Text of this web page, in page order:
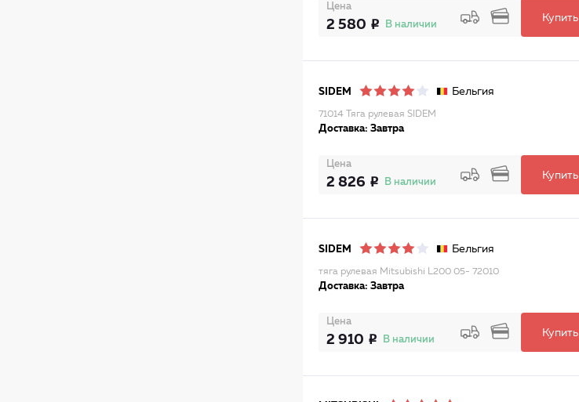
Цена
2 580 В наличии
Купить
SIDEM Бельгия
71014 Тяга рулевая SIDEM
Доставка: Завтра
Цена
2 826 В наличии
Купить
SIDEM Бельгия
тяга рулевая Mitsubishi L200 05- 72010
Доставка: Завтра
Цена
2 910 В наличии
Купить